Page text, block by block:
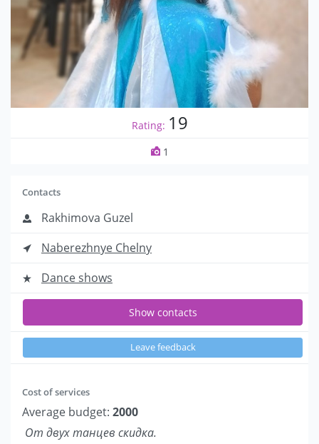
Rating: 19
1
Contacts
Rakhimova Guzel
Naberezhnye Chelny
Dance shows
Show contacts
Leave feedback
Cost of services
Average budget: 2000
От двух танцев скидка.